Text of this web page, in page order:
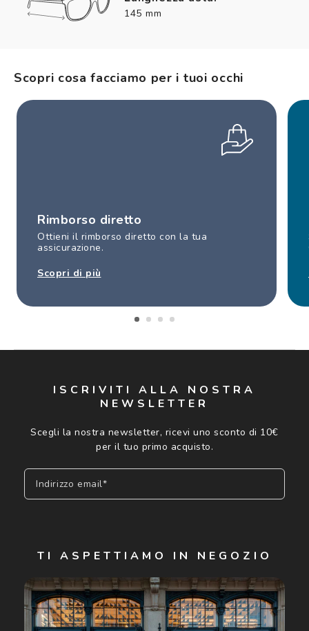
145 mm
Scopri cosa facciamo per i tuoi occhi
Rimborso diretto
Ottieni il rimborso diretto con la tua
assicurazione.
Scopri di più
ISCRIVITI ALLA NOSTRA
NEWSLETTER
Scegli la nostra newsletter, ricevi uno sconto di 10€
per il tuo primo acquisto.
Indirizzo email*
Cliccando su "Iscriviti", confermo di avere più di 16 anni e
acconsento all'utilizzo dei miei Dati Personali da parte di
Luxottica Group S.p.A. per l'invio di offerte speciali, novità
ed altre comunicazioni di carattere pubblicitario (consultare
Informativa sulla privacyper ulteriori informazioni).
TI ASPETTIAMO IN NEGOZIO